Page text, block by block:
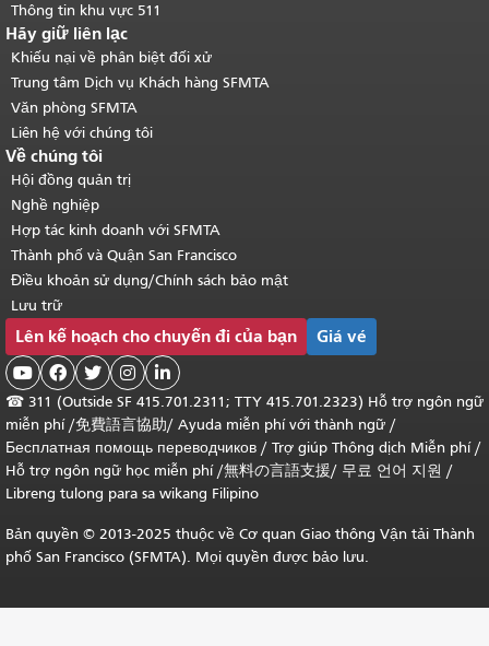
Thông tin khu vực 511
Hãy giữ liên lạc
Khiếu nại về phân biệt đối xử
Trung tâm Dịch vụ Khách hàng SFMTA
Văn phòng SFMTA
Liên hệ với chúng tôi
Về chúng tôi
Hội đồng quản trị
Nghề nghiệp
Hợp tác kinh doanh với SFMTA
Thành phố và Quận San Francisco
Điều khoản sử dụng/Chính sách bảo mật
Lưu trữ
Lên kế hoạch cho chuyến đi của bạn Giá vé
    
☎ 311 (Outside SF 415.701.2311; TTY 415.701.2323) Hỗ trợ ngôn ngữ
miễn phí /免費語言協助/ Ayuda miễn phí với thành ngữ /
Бесплатная помощь переводчиков / Trợ giúp Thông dịch Miễn phí/
Hỗ trợ ngôn ngữ học miễn phí/無料の言語支援/ 무료 언어 지원 /
Libreng tulong para sa wikang Filipino
Bản quyền © 2013-2025 thuộc về Cơ quan Giao thông Vận tải Thành
phố San Francisco (SFMTA). Mọi quyền được bảo lưu.